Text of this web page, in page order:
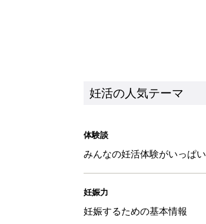
妊活の人気テーマ
体験談
みんなの妊活体験がいっぱい
妊娠力
妊娠するための基本情報